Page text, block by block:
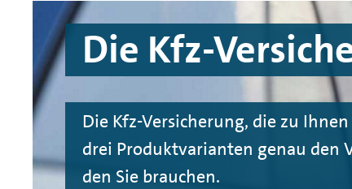
Die Kfz-
Die Kfz-Versicherung, die zu
drei Produktvarianten genau den
den Sie brauchen.